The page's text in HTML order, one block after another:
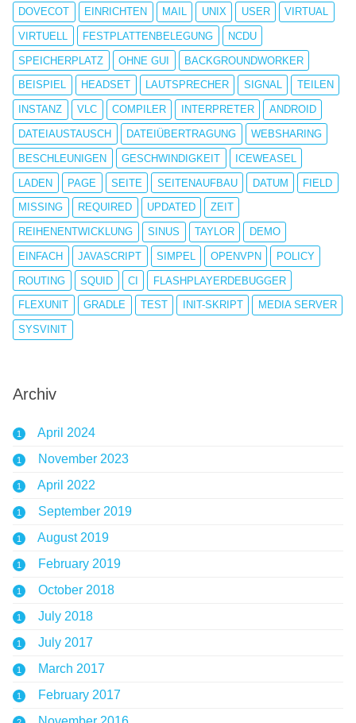
DOVECOT EINRICHTEN MAIL UNIX USER VIRTUAL
VIRTUELL FESTPLATTENBELEGUNG NCDU
SPEICHERPLATZ OHNE GUI BACKGROUNDWORKER
BEISPIEL HEADSET LAUTSPRECHER SIGNAL TEILEN
INSTANZ VLC COMPILER INTERPRETER ANDROID
DATEIAUSTAUSCH DATEIÜBERTRAGUNG WEBSHARING
BESCHLEUNIGEN GESCHWINDIGKEIT ICEWEASEL
LADEN PAGE SEITE SEITENAUFBAU DATUM FIELD
MISSING REQUIRED UPDATED ZEIT
REIHENENTWICKLUNG SINUS TAYLOR DEMO
EINFACH JAVASCRIPT SIMPEL OPENVPN POLICY
ROUTING SQUID CI FLASHPLAYERDEBUGGER
FLEXUNIT GRADLE TEST INIT-SKRIPT MEDIA SERVER
SYSVINIT
Archiv
1 April 2024
1 November 2023
1 April 2022
1 September 2019
1 August 2019
1 February 2019
1 October 2018
1 July 2018
1 July 2017
1 March 2017
1 February 2017